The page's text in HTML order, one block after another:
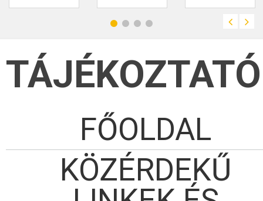
erről szóló külön
között- a
együtt: közterület).
FŐOLDAL
KÖZÉRDEKŰ